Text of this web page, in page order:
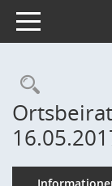
Toggle navigation